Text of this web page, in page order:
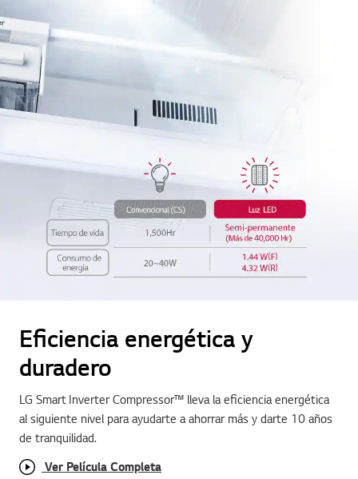
Eficiencia energética y
duradero
LG Smart Inverter Compressor™ lleva la eficiencia energética
al siguiente nivel para ayudarte a ahorrar más y darte 10 años
de tranquilidad.
Ver Película Completa